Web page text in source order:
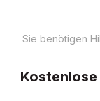
Sie benötigen